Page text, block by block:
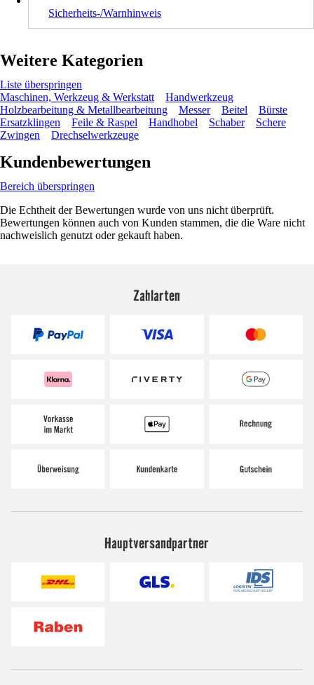
Sicherheits-/Warnhinweis
Weitere Kategorien
Liste überspringen
Maschinen, Werkzeug & Werkstatt
Handwerkzeug
Holzbearbeitung & Metallbearbeitung
Messer Beitel
Bürste
Ersatzklingen
Feile & Raspel Handhobel Schaber
Schere
Zwingen
Drechselwerkzeuge
Kundenbewertungen
Bereich überspringen
Die Echtheit der Bewertungen wurde von uns nicht überprüft.
Bewertungen können auch von Kunden stammen, die die Ware nicht
nachweislich genutzt oder gekauft haben.
Zahlarten
Hauptversandpartner